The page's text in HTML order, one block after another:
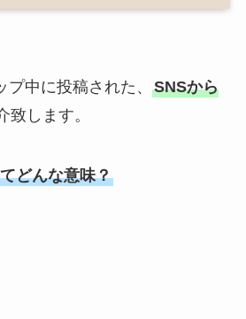
中に投稿された、 SNSから
致します。
どんな意味？